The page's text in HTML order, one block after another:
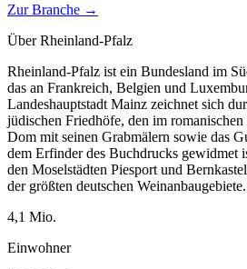
Zur Branche →
ÜberRheinland-Pfalz
Rheinland-Pfalz ist ein Bundesland im
das an Frankreich, Belgien und
Landeshauptstadt Mainz zeichnet sich
jüdischen Friedhöfe, den im
Dom mit seinen Grabmälern sowie das
dem Erfinder des Buchdrucks gewidmet
den Moselstädten Piesport und
der größten deutschen Weinanbaugebiete.
4,1 Mio.
Einwohner